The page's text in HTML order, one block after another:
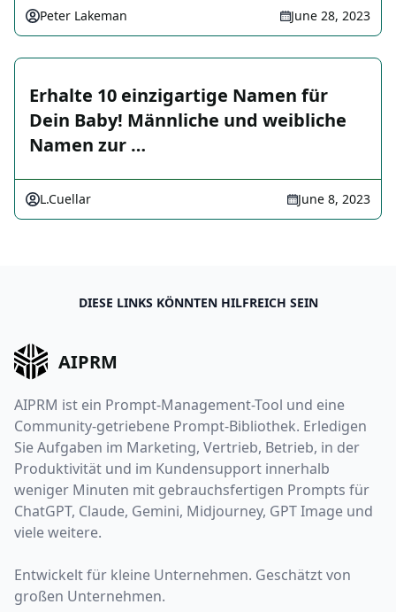
Peter Lakeman June 28, 2023
Erhalte 10 einzigartige Namen für
Dein Baby! Männliche und weibliche
Namen zur …
L.Cuellar June 8, 2023
DIESE LINKS KÖNNTEN HILFREICH SEIN
AIPRM
AIPRM ist ein Prompt-Management-Tool und eine
Community-getriebene Prompt-Bibliothek. Erledigen
Sie Aufgaben im Marketing, Vertrieb, Betrieb, in der
Produktivität und im Kundensupport innerhalb
weniger Minuten mit gebrauchsfertigen Prompts für
ChatGPT, Claude, Gemini, Midjourney, GPT Image und
viele weitere.
Entwickelt für kleine Unternehmen. Geschätzt von
großen Unternehmen.